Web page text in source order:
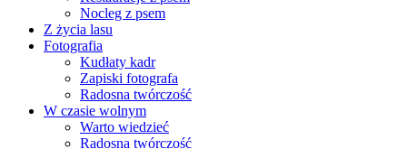
Nocleg z psem
Z życia lasu
Fotografia
Kudłaty kadr
Zapiski fotografa
Radosna twórczość
W czasie wolnym
Warto wiedzieć
Radosna twórczość